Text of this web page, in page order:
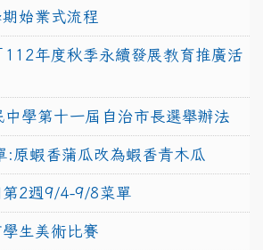
始業式流程
112年度秋季永續發展教育推廣活
中學第十一屆自治市長選舉辦法
:原蝦香蒲瓜改為蝦香青木瓜
2週9/4-9/8菜單
生美術比賽